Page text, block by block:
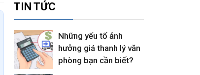
TIN TỨC
Những yếu tố ảnh
hưởng giá thanh lý văn
phòng bạn cần biết?